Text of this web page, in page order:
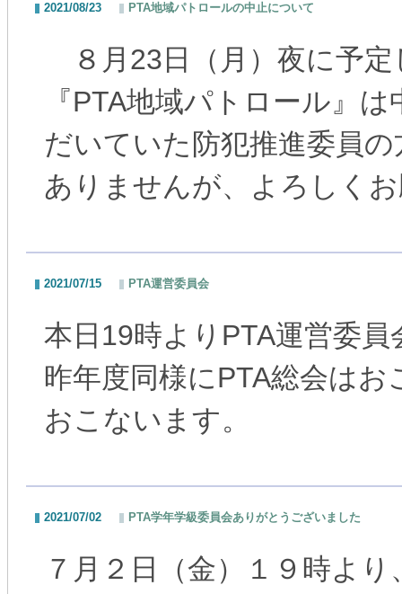
2021/08/23 PTA地域パトロールの中止について
８月23日（月）夜に予定
『PTA地域パトロール』
だいていた防犯推進委員
ありませんが、よろしく
2021/07/15 PTA運営委員会
本日19時よりPTA運営委
昨年度同様にPTA総会は
おこないます。
2021/07/02 PTA学年学級委員会ありがとうございました
７月２日（金）１９時よ